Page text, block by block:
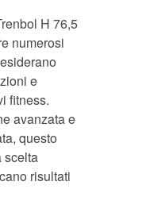
H 76,5
numerosi
e
fitness.
avanzata e
questo
scelta
risultati